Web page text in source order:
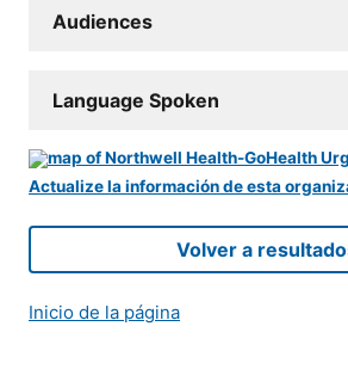
Audiences
Language Spoken
Actualize la información de esta
Volver a
Inicio de la página